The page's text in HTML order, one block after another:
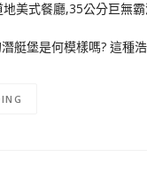
艇堡是何模樣嗎? 這種